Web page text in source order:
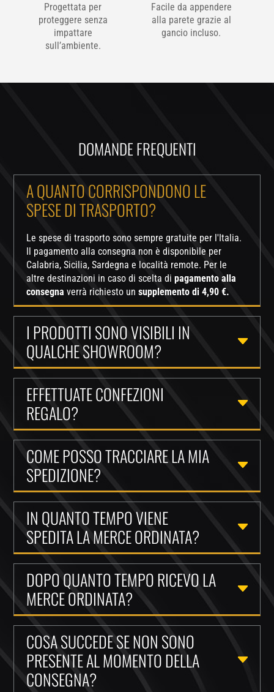
Progettata per
proteggere senza
impattare
sull’ambiente.
Facile da appendere
alla parete grazie al
gancio incluso.
DOMANDE FREQUENTI
A QUANTO CORRISPONDONO LE
SPESE DI TRASPORTO?
Le spese di trasporto sono sempre gratuite per l'Italia.
Il pagamento alla consegna non è disponibile per
Calabria, Sicilia, Sardegna e località remote. Per le
altre destinazioni in caso di scelta dipagamento alla
consegna verrà richiesto unsupplemento di 4,90 €.
I PRODOTTI SONO VISIBILI IN
QUALCHE SHOWROOM?
EFFETTUATE CONFEZIONI
REGALO?
COME POSSO TRACCIARE LA MIA
SPEDIZIONE?
IN QUANTO TEMPO VIENE
SPEDITA LA MERCE ORDINATA?
DOPO QUANTO TEMPO RICEVO LA
MERCE ORDINATA?
COSA SUCCEDE SE NON SONO
PRESENTE AL MOMENTO DELLA
CONSEGNA?